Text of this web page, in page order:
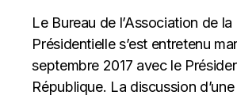
Le Bureau de l’Association de la
Présidentielle s’est entretenu
septembre 2017 avec le
République. La discussion